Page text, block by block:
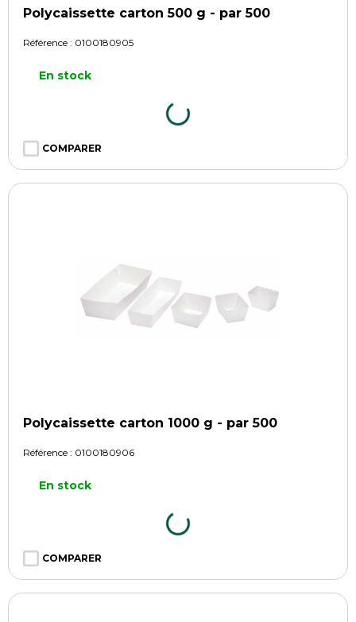
Polycaissette carton 500 g - par 500
Référence : 0100180905
En stock
COMPARER
Polycaissette carton 1000 g - par 500
Référence : 0100180906
En stock
COMPARER